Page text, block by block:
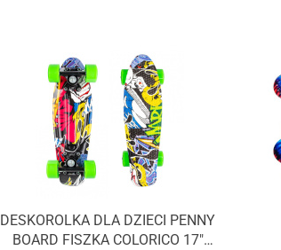
DESKOROLKA DLA DZIECI PENNY
BOARD FISZKA COLORICO 17"